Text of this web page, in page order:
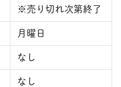
※売り切れ次第終了
月曜日
なし
なし